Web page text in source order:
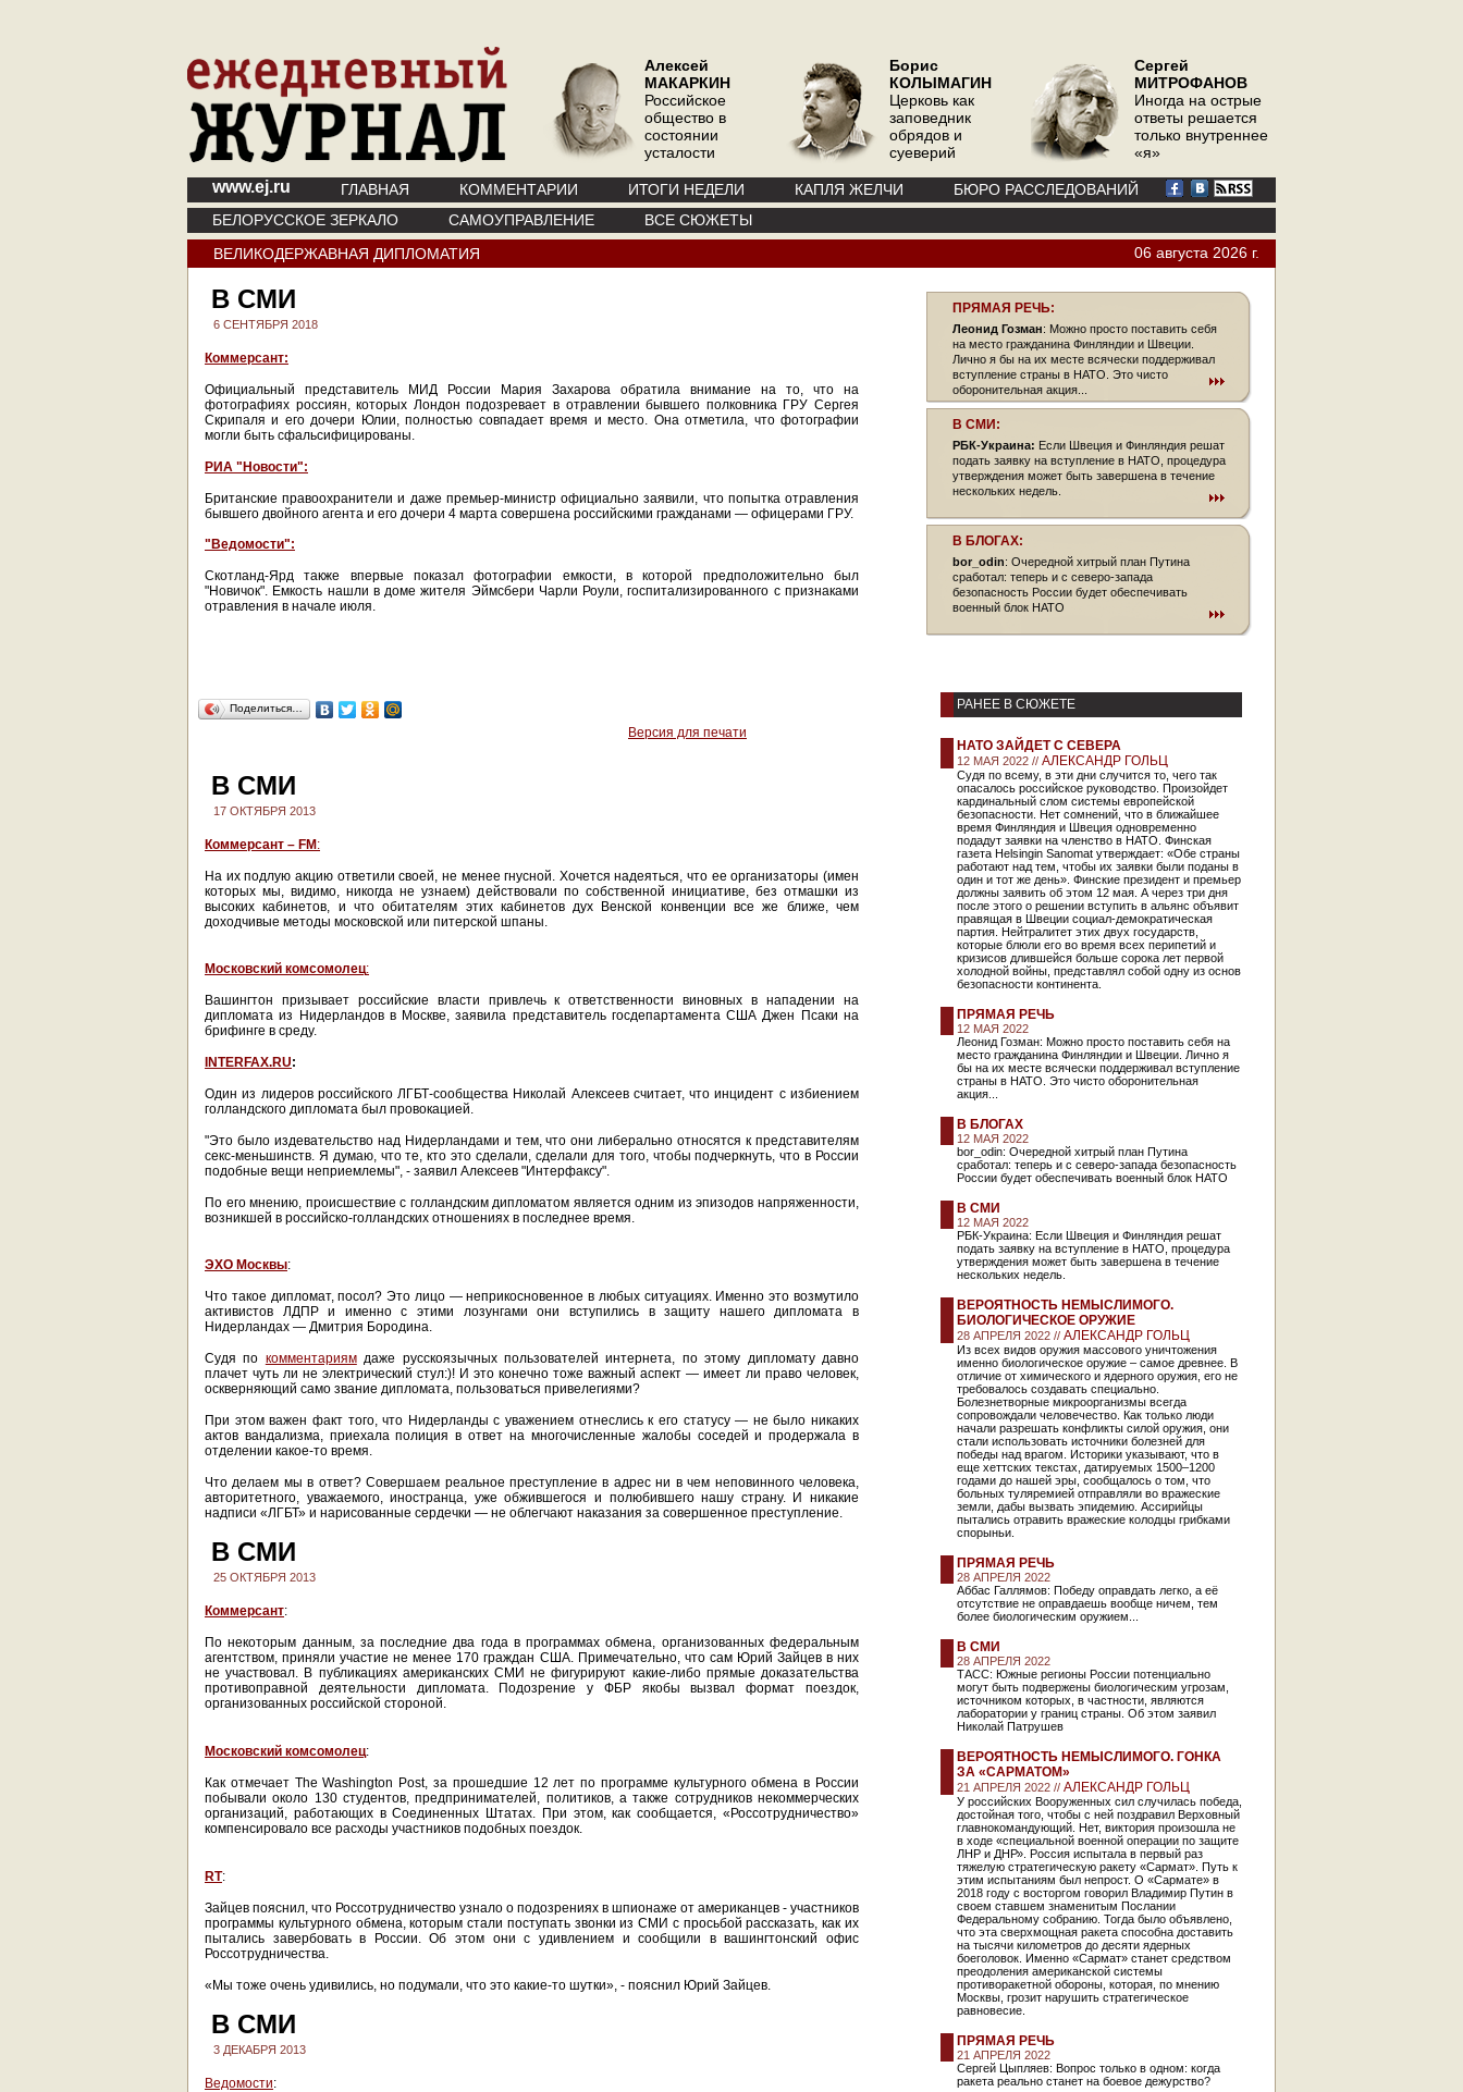
Алексей
МАКАРКИН
Российское
общество в
состоянии
усталости
Борис
КОЛЫМАГИН
Церковь как
заповедник
обрядов и
суеверий
Сергей
МИТРОФАНОВ
Иногда на острые
ответы решается
только внутреннее
«я»
www.ej.ru ГЛАВНАЯ КОММЕНТАРИИ ИТОГИ НЕДЕЛИ КАПЛЯ ЖЕЛЧИ
БЮРО РАССЛЕДОВАНИЙ
БЕЛОРУССКОЕ ЗЕРКАЛО
САМОУПРАВЛЕНИЕ
ВСЕ СЮЖЕТЫ
ВЕЛИКОДЕРЖАВНАЯ ДИПЛОМАТИЯ
06 августа 2026 г.
В СМИ
6 СЕНТЯБРЯ 2018
Коммерсант:
Официальный представитель МИД России Мария Захарова обратила внимание на то, что на
фотографиях россиян, которых Лондон подозревает в отравлении бывшего полковника ГРУ Сергея
Скрипаля и его дочери Юлии, полностью совпадает время и место. Она отметила, что фотографии
могли быть сфальсифицированы.
РИА "Новости":
Британские правоохранители и даже премьер-министр официально заявили, что попытка отравления
бывшего двойного агента и его дочери 4 марта совершена российскими гражданами — офицерами ГРУ.
"Ведомости":
Скотланд-Ярд также впервые показал фотографии емкости, в которой предположительно был
"Новичок". Емкость нашли в доме жителя Эймсбери Чарли Роули, госпитализированного с признаками
отравления в начале июля.
Поделиться…
Версия для печати
В СМИ
17 ОКТЯБРЯ 2013
Коммерсант – FM :
На их подлую акцию ответили своей, не менее гнусной. Хочется надеяться, что ее организаторы (имен
которых мы, видимо, никогда не узнаем) действовали по собственной инициативе, без отмашки из
высоких кабинетов, и что обитателям этих кабинетов дух Венской конвенции все же ближе, чем
доходчивые методы московской или питерской шпаны.
Московский комсомолец:
Вашингтон призывает российские власти привлечь к ответственности виновных в нападении на
дипломата из Нидерландов в Москве, заявила представитель госдепартамента США Джен Псаки на
брифинге в среду.
INTERFAX.RU:
Один из лидеров российского ЛГБТ-сообщества Николай Алексеев считает, что инцидент с избиением
голландского дипломата был провокацией.
"Это было издевательство над Нидерландами и тем, что они либерально относятся к представителям
секс-меньшинств. Я думаю, что те, кто это сделали, сделали для того, чтобы подчеркнуть, что в России
подобные вещи неприемлемы", - заявил Алексеев "Интерфаксу".
По его мнению, происшествие с голландским дипломатом является одним из эпизодов напряженности,
возникшей в российско-голландских отношениях в последнее время.
ЭХО Москвы:
Что такое дипломат, посол? Это лицо — неприкосновенное в любых ситуациях. Именно это возмутило
активистов ЛДПР и именно с этими лозунгами они вступились в защиту нашего дипломата в
Нидерландах — Дмитрия Бородина.
Судя по комментариямдаже русскоязычных пользователей интернета, по этому дипломату давно
плачет чуть ли не электрический стул:)! И это конечно тоже важный аспект — имеет ли право человек,
оскверняющий само звание дипломата, пользоваться привелегиями?
При этом важен факт того, что Нидерланды с уважением отнеслись к его статусу — не было никаких
актов вандализма, приехала полиция в ответ на многочисленные жалобы соседей и продержала в
отделении какое-то время.
Что делаем мы в ответ? Совершаем реальное преступление в адрес ни в чем неповинного человека,
авторитетного, уважаемого, иностранца, уже обжившегося и полюбившего нашу страну. И никакие
надписи «ЛГБТ» и нарисованные сердечки — не облегчают наказания за совершенное преступление.
В СМИ
25 ОКТЯБРЯ 2013
Коммерсант:
По некоторым данным, за последние два года в программах обмена, организованных федеральным
агентством, приняли участие не менее 170 граждан США. Примечательно, что сам Юрий Зайцев в них
не участвовал. В публикациях американских СМИ не фигурируют какие-либо прямые доказательства
противоправной деятельности дипломата. Подозрение у ФБР якобы вызвал формат поездок,
организованных российской стороной.
Московский комсомолец:
Как отмечает The Washington Post, за прошедшие 12 лет по программе культурного обмена в России
побывали около 130 студентов, предпринимателей, политиков, а также сотрудников некоммерческих
организаций, работающих в Соединенных Штатах. При этом, как сообщается, «Россотрудничество»
компенсировало все расходы участников подобных поездок.
RT:
Зайцев пояснил, что Россотрудничество узнало о подозрениях в шпионаже от американцев - участников
программы культурного обмена, которым стали поступать звонки из СМИ с просьбой рассказать, как их
пытались завербовать в России. Об этом они с удивлением и сообщили в вашингтонский офис
Россотрудничества.
«Мы тоже очень удивились, но подумали, что это какие-то шутки», - пояснил Юрий Зайцев.
В СМИ
3 ДЕКАБРЯ 2013
Ведомости:
ПРЯМАЯ РЕЧЬ:
Леонид Гозман: Можно просто поставить себя
на место гражданина Финляндии и Швеции.
Лично я бы на их месте всячески поддерживал
вступление страны в НАТО. Это чисто
оборонительная акция...
В СМИ:
РБК-Украина: Если Швеция и Финляндия решат
подать заявку на вступление в НАТО, процедура
утверждения может быть завершена в течение
нескольких недель.
В БЛОГАХ:
bor_odin: Очередной хитрый план Путина
сработал: теперь и с северо-запада
безопасность России будет обеспечивать
военный блок НАТО
РАНЕЕ В СЮЖЕТЕ
НАТО ЗАЙДЕТ С СЕВЕРА
12 МАЯ 2022 // АЛЕКСАНДР ГОЛЬЦ
Судя по всему, в эти дни случится то, чего так
опасалось российское руководство. Произойдет
кардинальный слом системы европейской
безопасности. Нет сомнений, что в ближайшее
время Финляндия и Швеция одновременно
подадут заявки на членство в НАТО. Финская
газета Helsingin Sanomat утверждает: «Обе страны
работают над тем, чтобы их заявки были поданы в
один и тот же день». Финские президент и премьер
должны заявить об этом 12 мая. А через три дня
после этого о решении вступить в альянс объявит
правящая в Швеции социал-демократическая
партия. Нейтралитет этих двух государств,
которые блюли его во время всех перипетий и
кризисов длившейся больше сорока лет первой
холодной войны, представлял собой одну из основ
безопасности континента.
ПРЯМАЯ РЕЧЬ
12 МАЯ 2022
Леонид Гозман: Можно просто поставить себя на
место гражданина Финляндии и Швеции. Лично я
бы на их месте всячески поддерживал вступление
страны в НАТО. Это чисто оборонительная
акция...
В БЛОГАХ
12 МАЯ 2022
bor_odin: Очередной хитрый план Путина
сработал: теперь и с северо-запада безопасность
России будет обеспечивать военный блок НАТО
В СМИ
12 МАЯ 2022
РБК-Украина: Если Швеция и Финляндия решат
подать заявку на вступление в НАТО, процедура
утверждения может быть завершена в течение
нескольких недель.
ВЕРОЯТНОСТЬ НЕМЫСЛИМОГО.
БИОЛОГИЧЕСКОЕ ОРУЖИЕ
28 АПРЕЛЯ 2022 // АЛЕКСАНДР ГОЛЬЦ
Из всех видов оружия массового уничтожения
именно биологическое оружие – самое древнее. В
отличие от химического и ядерного оружия, его не
требовалось создавать специально.
Болезнетворные микроорганизмы всегда
сопровождали человечество. Как только люди
начали разрешать конфликты силой оружия, они
стали использовать источники болезней для
победы над врагом. Историки указывают, что в
еще хеттских текстах, датируемых 1500–1200
годами до нашей эры, сообщалось о том, что
больных туляремией отправляли во вражеские
земли, дабы вызвать эпидемию. Ассирийцы
пытались отравить вражеские колодцы грибками
спорыньи.
ПРЯМАЯ РЕЧЬ
28 АПРЕЛЯ 2022
Аббас Галлямов: Победу оправдать легко, а её
отсутствие не оправдаешь вообще ничем, тем
более биологическим оружием...
В СМИ
28 АПРЕЛЯ 2022
ТАСС: Южные регионы России потенциально
могут быть подвержены биологическим угрозам,
источником которых, в частности, являются
лаборатории у границ страны. Об этом заявил
Николай Патрушев
ВЕРОЯТНОСТЬ НЕМЫСЛИМОГО. ГОНКА
ЗА «САРМАТОМ»
21 АПРЕЛЯ 2022 // АЛЕКСАНДР ГОЛЬЦ
У российских Вооруженных сил случилась победа,
достойная того, чтобы с ней поздравил Верховный
главнокомандующий. Нет, виктория произошла не
в ходе «специальной военной операции по защите
ЛНР и ДНР». Россия испытала в первый раз
тяжелую стратегическую ракету «Сармат». Путь к
этим испытаниям был непрост. О «Сармате» в
2018 году с восторгом говорил Владимир Путин в
своем ставшем знаменитым Послании
Федеральному собранию. Тогда было объявлено,
что эта сверхмощная ракета способна доставить
на тысячи километров до десяти ядерных
боеголовок. Именно «Сармат» станет средством
преодоления американской системы
противоракетной обороны, которая, по мнению
Москвы, грозит нарушить стратегическое
равновесие.
ПРЯМАЯ РЕЧЬ
21 АПРЕЛЯ 2022
Сергей Цыпляев: Вопрос только в одном: когда
ракета реально станет на боевое дежурство?